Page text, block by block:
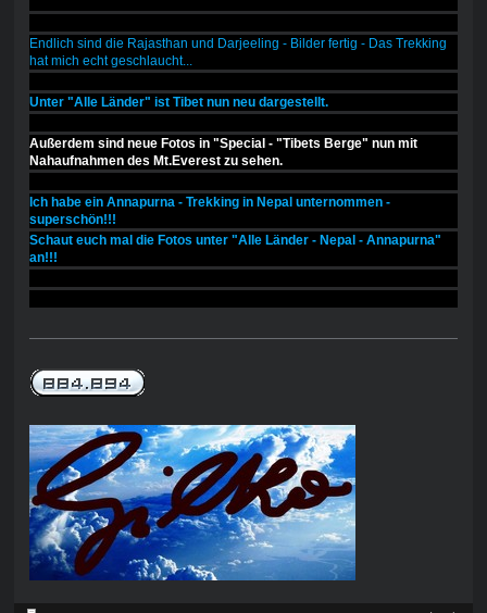
Endlich sind die Rajasthan und Darjeeling - Bilder fertig - Das Trekking
hat mich echt geschlaucht...
Unter "Alle Länder" ist Tibet nun neu dargestellt.
Außerdem sind neue Fotos in "Special - "Tibets Berge" nun mit
Nahaufnahmen des Mt.Everest zu sehen.
Ich habe ein Annapurna - Trekking in Nepal unternommen -
superschön!!!
Schaut euch mal die Fotos unter "Alle Länder - Nepal - Annapurna"
an!!!